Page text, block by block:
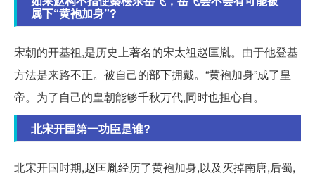
属下“黄袍加身”?
宋朝的开基祖,是历史上著名的宋太祖赵匡胤。由于他登基
方法是来路不正。被自己的部下拥戴。“黄袍加身”成了皇
帝。为了自己的皇朝能够千秋万代,同时也担心自。
北宋开国第一功臣是谁?
北宋开国时期,赵匡胤经历了黄袍加身,以及灭掉南唐,后蜀,